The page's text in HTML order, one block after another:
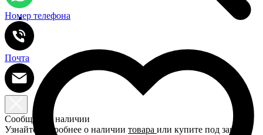
Номер телефона
Почта
Сообщить о наличии
Узнайте подробнее о наличии товара или купите под заказ!